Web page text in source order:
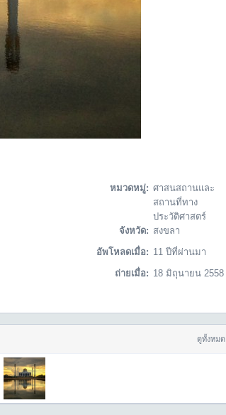
หมวดหมู่: ศาสนสถานและ
สถานที่ทาง
ประวัติศาสตร์
จังหวัด: สงขลา
อัพโหลดเมื่อ: 11 ปีที่ผ่านมา
ถ่ายเมื่อ: 18 มิถุนายน 2558
ดูทั้งหมด